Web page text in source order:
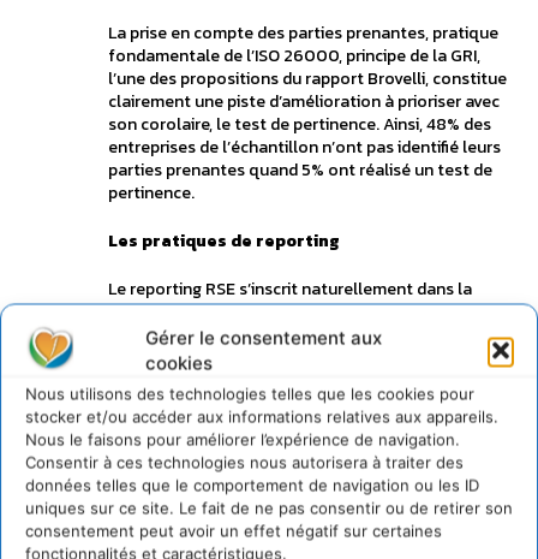
Gérer le consentement aux
cookies
Nous utilisons des technologies telles que les cookies pour
stocker et/ou accéder aux informations relatives aux appareils.
Nous le faisons pour améliorer l’expérience de navigation.
Consentir à ces technologies nous autorisera à traiter des
données telles que le comportement de navigation ou les ID
uniques sur ce site. Le fait de ne pas consentir ou de retirer son
consentement peut avoir un effet négatif sur certaines
fonctionnalités et caractéristiques.
La prise en compte des parties prenantes, pratique
fondamentale de l’ISO 26000, principe de la GRI,
l’une des propositions du rapport Brovelli, constitue
clairement une piste d’amélioration à prioriser avec
son corolaire, le test de pertinence. Ainsi, 48% des
entreprises de l’échantillon n’ont pas identifié leurs
parties prenantes quand 5% ont réalisé un test de
pertinence.
Les pratiques de reporting
Le reporting RSE s’inscrit naturellement dans la
démarche RSE pour une majorité d’entreprises de
l’échantillon ; la pression réglementaire exercée sur
l’entreprise n’est plus le principal levier de la mise en
œuvre du reporting extra-financier. Les entreprises
ont de plus en plus conscience de son rôle dans
l’exposition de leur performance globale.
57% des entreprises déclarent orienter le contenu
de leur reporting en fonction des principaux impacts
de leur activité (résultat à tempérer au regard de la
très faible utilisation du test de pertinence). Si
l’environnement est traité à part égal avec le social,